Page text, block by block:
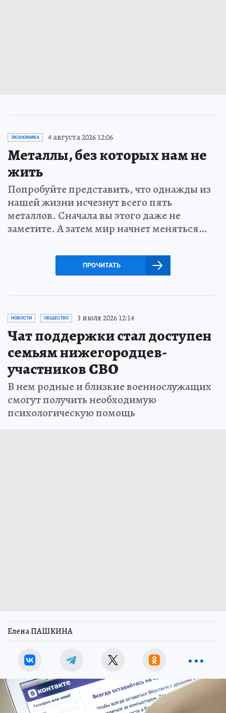
ЭКОНОМИКА 4 августа 2026 12:06
Металлы, без которых нам не
жить
Попробуйте представить, что однажды из
нашей жизни исчезнут всего пять
металлов. Сначала вы этого даже не
заметите. А затем мир начнет меняться…
ПРОЧИТАТЬ
НОВОСТИ ОБЩЕСТВО 3 июля 2026 12:14
Чат поддержки стал доступен
семьям нижегородцев-
участников СВО
В нем родные и близкие военнослужащих
смогут получить необходимую
психологическую помощь
Елена ПАШКИНА